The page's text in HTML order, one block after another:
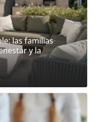
las familias
y la